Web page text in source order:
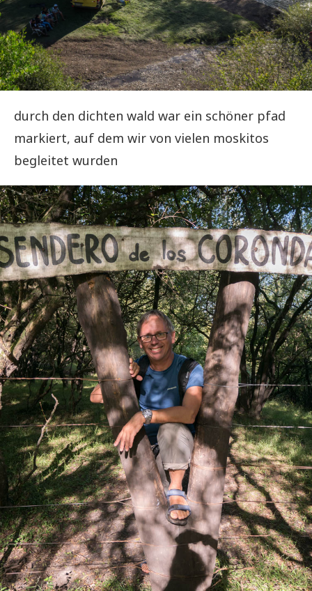
durch den dichten wald war ein schöner pfad
markiert, auf dem wir von vielen moskitos
begleitet wurden